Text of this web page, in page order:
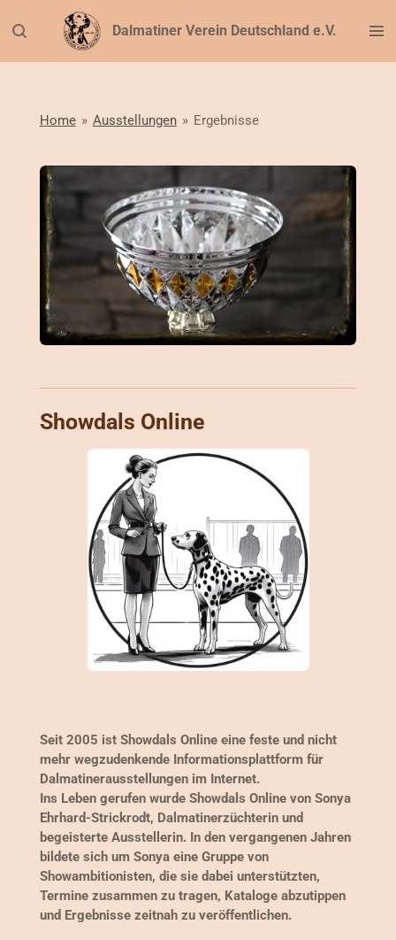
Hauptinhalt
Dalmatiner Verein Deutschland e.V.
Home » Ausstellungen » Ergebnisse
Showdals Online
Seit 2005 ist Showdals Online eine feste und nicht
mehr wegzudenkende Informationsplattform für
Dalmatinerausstellungen im Internet.
Ins Leben gerufen wurde Showdals Online von Sonya
Ehrhard-Strickrodt, Dalmatinerzüchterin und
begeisterte Ausstellerin. In den vergangenen Jahren
bildete sich um Sonya eine Gruppe von
Showambitionisten, die sie dabei unterstützten,
Termine zusammen zu tragen, Kataloge abzutippen
und Ergebnisse zeitnah zu veröffentlichen.